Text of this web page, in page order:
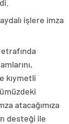
işlere imza
kıymetli
atacağımıza
desteği ile